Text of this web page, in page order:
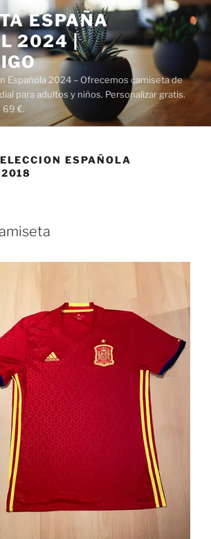
ESPAÑA
2024 |
Española 2024 – Ofrecemos camiseta de
para adultos y niños. Personalizar gratis.
69 €.
ESPAÑOLA